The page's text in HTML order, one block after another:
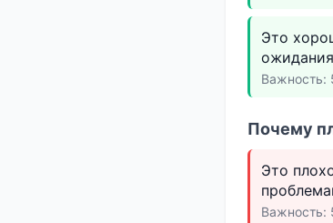
Это
Важность:
Почему
Это
Важность: